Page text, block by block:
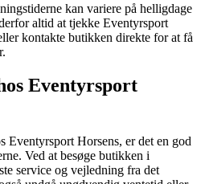
kan variere på helligdage
altid at tjekke Eventyrsport
kontakte butikken direkte for at få
Eventyrsport
Eventyrsport Horsens, er det en god
Ved at besøge butikken i
service og vejledning fra det